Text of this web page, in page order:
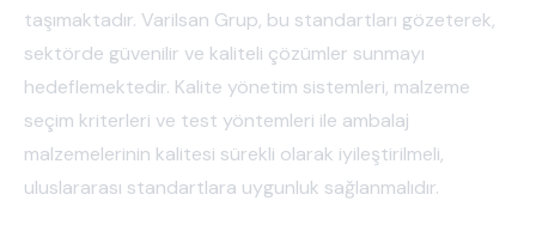
taşımaktadır. Varilsan Grup, bu standartları gözeterek,
sektörde güvenilir ve kaliteli çözümler sunmayı
hedeflemektedir. Kalite yönetim sistemleri, malzeme
seçim kriterleri ve test yöntemleri ile ambalaj
malzemelerinin kalitesi sürekli olarak iyileştirilmeli,
uluslararası standartlara uygunluk sağlanmalıdır.